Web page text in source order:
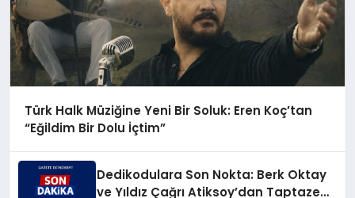
Türk Halk Müziğine Yeni Bir Soluk: Eren Koç’tan
“Eğildim Bir Dolu İçtim”
Dedikodulara Son Nokta: Berk Oktay
ve Yıldız Çağrı Atiksoy’dan Taptaze